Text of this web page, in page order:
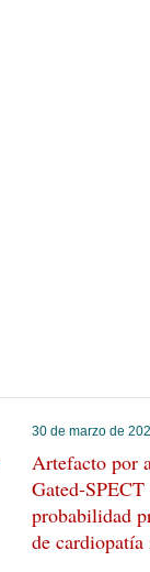
30 de marzo de
Artefacto por
Gated-
probabilidad
de cardiopatía